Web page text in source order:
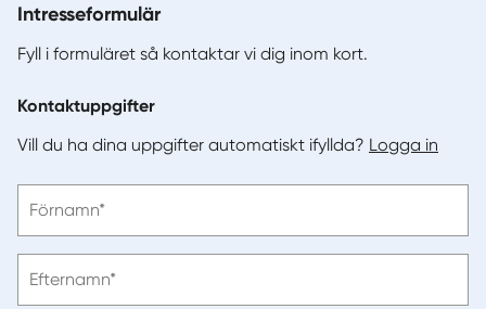
Intresseformulär
Fyll i formuläret så kontaktar vi dig inom kort.
Kontaktuppgifter
Vill du ha dina uppgifter automatiskt ifyllda? Logga in
ange
Förnamn*
ange
Efternamn*